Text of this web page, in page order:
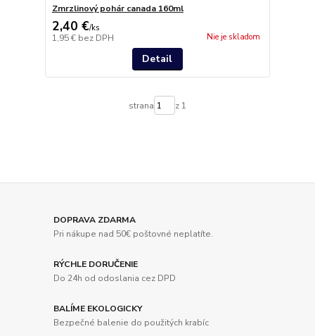
Zmrzlinový pohár canada 160ml
2,40 €/ks
1,95 € bez DPH Nie je skladom
Detail
strana z 1
DOPRAVA ZDARMA
Pri nákupe nad 50€ poštovné neplatíte.
RÝCHLE DORUČENIE
Do 24h od odoslania cez DPD
BALÍME EKOLOGICKY
Bezpečné balenie do použitých krabíc